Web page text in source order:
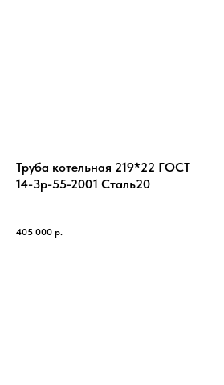
Труба котельная 219*22 ГОСТ
14-3р-55-2001 Cталь20
405 000 р.